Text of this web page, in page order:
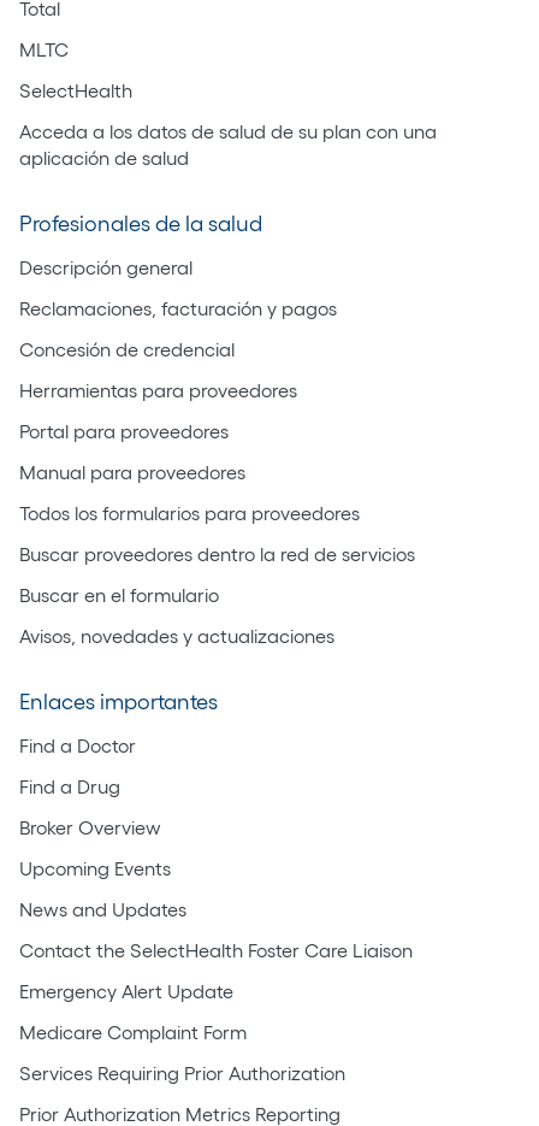
Total
MLTC
SelectHealth
Acceda a los datos de salud de su plan con una
aplicación de salud
Profesionales de la salud
Descripción general
Reclamaciones, facturación y pagos
Concesión de credencial
Herramientas para proveedores
Portal para proveedores
Manual para proveedores
Todos los formularios para proveedores
Buscar proveedores dentro la red de servicios
Buscar en el formulario
Avisos, novedades y actualizaciones
Enlaces importantes
Find a Doctor
Find a Drug
Broker Overview
Upcoming Events
News and Updates
Contact the SelectHealth Foster Care Liaison
Emergency Alert Update
Medicare Complaint Form
Services Requiring Prior Authorization
Prior Authorization Metrics Reporting